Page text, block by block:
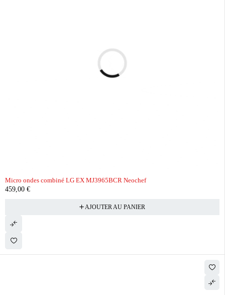
Micro ondes combiné LG EX MJ3965BCR Neochef
459,00 €
AJOUTER AU PANIER